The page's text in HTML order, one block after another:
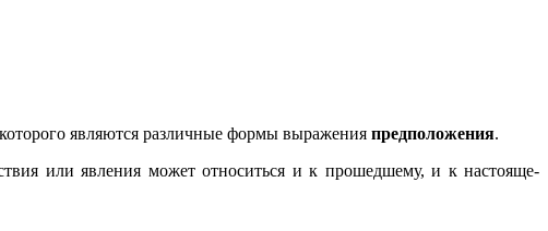
являются различные формы выражения предположения.
или явления может относиться и к прошедшему, и к настояще-